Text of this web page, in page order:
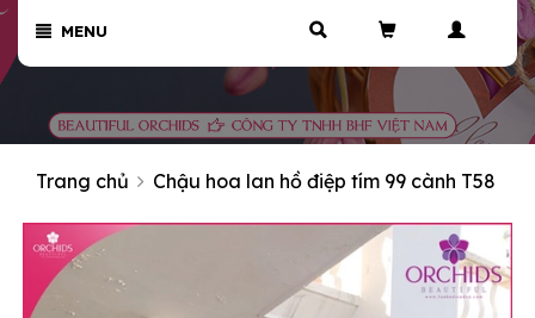
MENU
Trang chủ Chậu hoa lan hồ điệp tím 99 cành T58